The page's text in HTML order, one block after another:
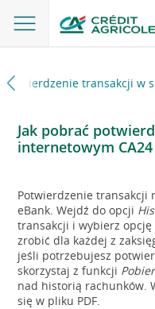
potwierdzenie transakcji w
Jak pobrać
internetowym CA24
Potwierdzenie transakcji
eBank. Wejdź do opcji
transakcji i wybierz opcję
zrobić dla każdej z
jeśli potrzebujesz
skorzystaj z funkcji
nad historią rachunków.
się w pliku PDF.